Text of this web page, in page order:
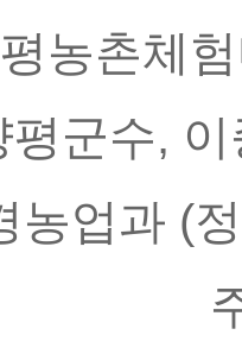
농촌체
평군수,
농업과 (